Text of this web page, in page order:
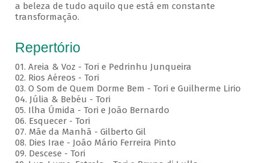
a beleza de tudo aquilo que está em constante
transformação.
Repertório
01. Areia & Voz - Tori e Pedrinhu Junqueira
02. ⁠Rios Aéreos - Tori
03. O Som de Quem Dorme Bem - Tori e Guilherme Lirio
04. Júlia & Bebéu - Tori
05. Ilha Úmida - Tori e João Bernardo
06. Esquecer - Tori
07. Mãe da Manhã - Gilberto Gil
08. Dies Irae - João Mário Ferreira Pinto
09. Descese - Tori